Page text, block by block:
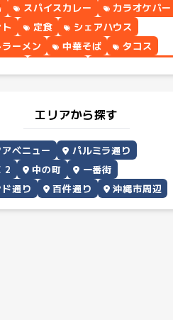
スパイスカレー
カラオケバー
定食
シェアハウス
ーメン
中華そば
タコス
エリアから探す
ベニュー
パルミラ通り
2
中の町
一番街
通り
百件通り 沖縄市周辺